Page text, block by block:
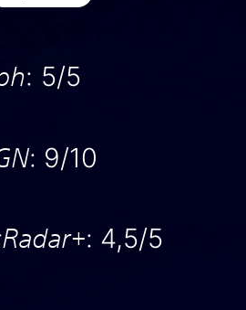
: 5/5
: 9/10
: 4,5/5